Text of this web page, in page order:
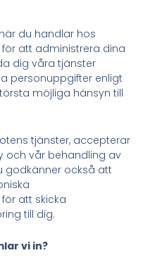
du handlar hos
att administrera dina
dig våra tjänster
personuppgifter enligt
möjliga hänsyn till
tjänster, accepterar
och vår behandling av
godkänner också att
att skicka
till dig.
vi in?